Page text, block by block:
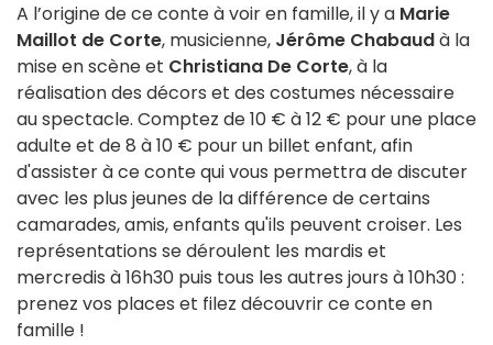
A l’origine de ce conte à voir en famille, il y a Marie
Maillot de Corte, musicienne, Jérôme Chabaudà la
mise en scène et Christiana De Corte, à la
réalisation des décors et des costumes nécessaire
au spectacle. Comptez de 10 € à 12 € pour une place
adulte et de 8 à 10 € pour un billet enfant, afin
d'assister à ce conte qui vous permettra de discuter
avec les plus jeunes de la différence de certains
camarades, amis, enfants qu'ils peuvent croiser. Les
représentations se déroulent les mardis et
mercredis à 16h30 puis tous les autres jours à 10h30 :
prenez vos places et filez découvrir ce conte en
famille !